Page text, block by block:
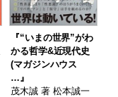
『“いまの世界”がわ
かる哲学&近現代史
(マガジンハウス
…』
茂木誠 著 松本誠一